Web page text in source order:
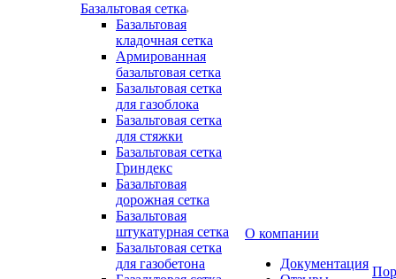
Базальтовая сетка
Базальтовая
кладочная сетка
Армированная
базальтовая сетка
Базальтовая сетка
для газоблока
Базальтовая сетка
для стяжки
Базальтовая сетка
Гриндекс
Базальтовая
дорожная сетка
Базальтовая
штукатурная сетка
Базальтовая сетка
для газобетона
О компании
Документация